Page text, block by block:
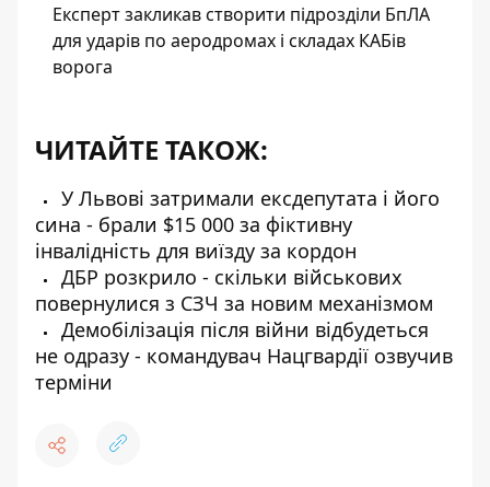
Експерт закликав створити підрозділи БпЛА
для ударів по аеродромах і складах КАБів
ворога
ЧИТАЙТЕ ТАКОЖ:
У Львові затримали ексдепутата і його
сина - брали $15 000 за фіктивну
інвалідність для виїзду за кордон
ДБР розкрило - скільки військових
повернулися з СЗЧ за новим механізмом
Демобілізація після війни відбудеться
не одразу - командувач Нацгвардії озвучив
терміни